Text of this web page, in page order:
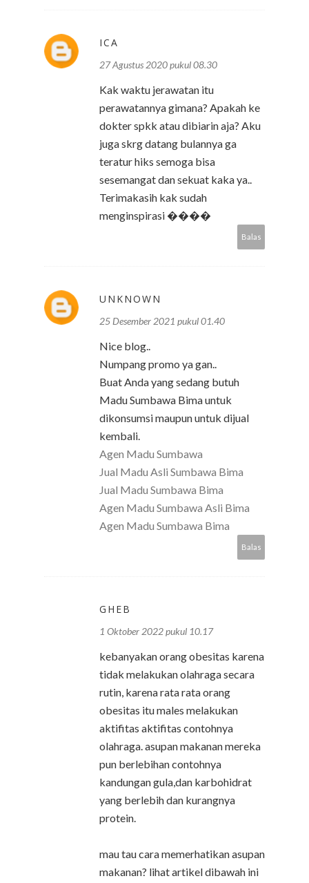
ICA
27 Agustus 2020 pukul 08.30
Kak waktu jerawatan itu
perawatannya gimana? Apakah ke
dokter spkk atau dibiarin aja? Aku
juga skrg datang bulannya ga
teratur hiks semoga bisa
sesemangat dan sekuat kaka ya..
Terimakasih kak sudah
menginspirasi ����
Balas
UNKNOWN
25 Desember 2021 pukul 01.40
Nice blog..
Numpang promo ya gan..
Buat Anda yang sedang butuh
Madu Sumbawa Bima untuk
dikonsumsi maupun untuk dijual
kembali.
Agen Madu Sumbawa
Jual Madu Asli Sumbawa Bima
Jual Madu Sumbawa Bima
Agen Madu Sumbawa Asli Bima
Agen Madu Sumbawa Bima
Balas
GHEB
1 Oktober 2022 pukul 10.17
kebanyakan orang obesitas karena
tidak melakukan olahraga secara
rutin, karena rata rata orang
obesitas itu males melakukan
aktifitas aktifitas contohnya
olahraga. asupan makanan mereka
pun berlebihan contohnya
kandungan gula,dan karbohidrat
yang berlebih dan kurangnya
protein.
mau tau cara memerhatikan asupan
makanan? lihat artikel dibawah ini